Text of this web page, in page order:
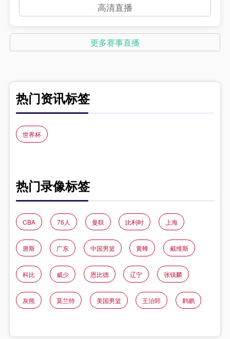
高清直播
更多赛事直播
热门资讯标签
世界杯
热门录像标签
CBA 76人 曼联 比利时 上海
唐斯 广东 中国男篮 黄蜂 戴维斯
科比 威少 恩比德 辽宁 张镇麟
灰熊 莫兰特 美国男篮 王治郅 鹈鹕